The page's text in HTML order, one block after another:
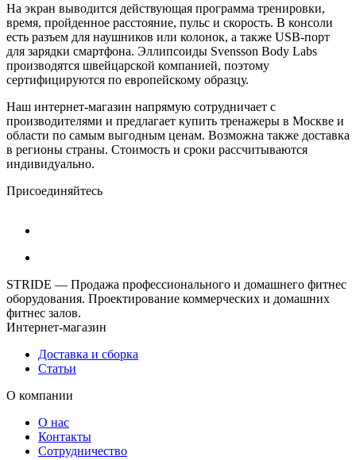
На экран выводится действующая программа тренировки,
время, пройденное расстояние, пульс и скорость. В консоли
есть разъем для наушников или колонок, а также USB-порт
для зарядки смартфона. Эллипсоиды Svensson Body Labs
производятся швейцарской компанией, поэтому
сертифицируются по европейскому образцу.
Наш интернет-магазин напрямую сотрудничает с
производителями и предлагает купить тренажеры в Москве и
области по самым выгодным ценам. Возможна также доставка
в регионы страны. Стоимость и сроки рассчитываются
индивидуально.
Присоединяйтесь
STRIDE — Продажа профессионального и домашнего фитнес
оборудования. Проектирование коммерческих и домашних
фитнес залов.
Интернет-магазин
Доставка и сборка
Статьи
О компании
О нас
Контакты
Сотрудничество